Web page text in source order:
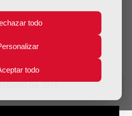
todo
todo
a Jaume
en TV3
de 2016